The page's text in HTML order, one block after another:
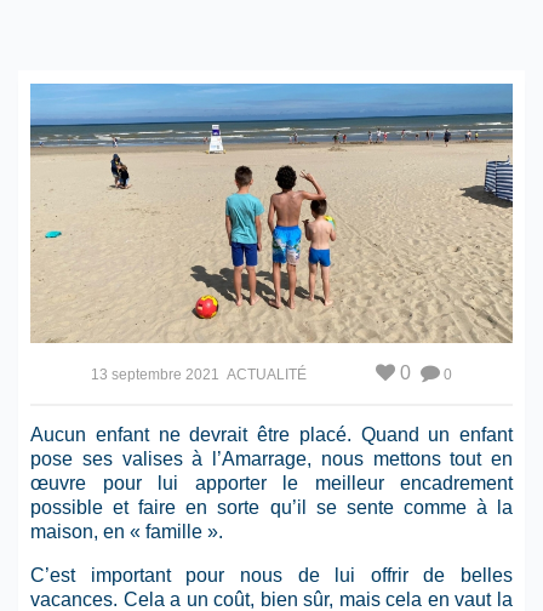
13 septembre 2021 ACTUALITÉ 0
0
Aucun enfant ne devrait être placé. Quand un enfant
pose ses valises à l’Amarrage, nous mettons tout en
œuvre pour lui apporter le meilleur encadrement
possible et faire en sorte qu’il se sente comme à la
maison, en « famille ».
C’est important pour nous de lui offrir de belles
vacances. Cela a un coût, bien sûr, mais cela en vaut la